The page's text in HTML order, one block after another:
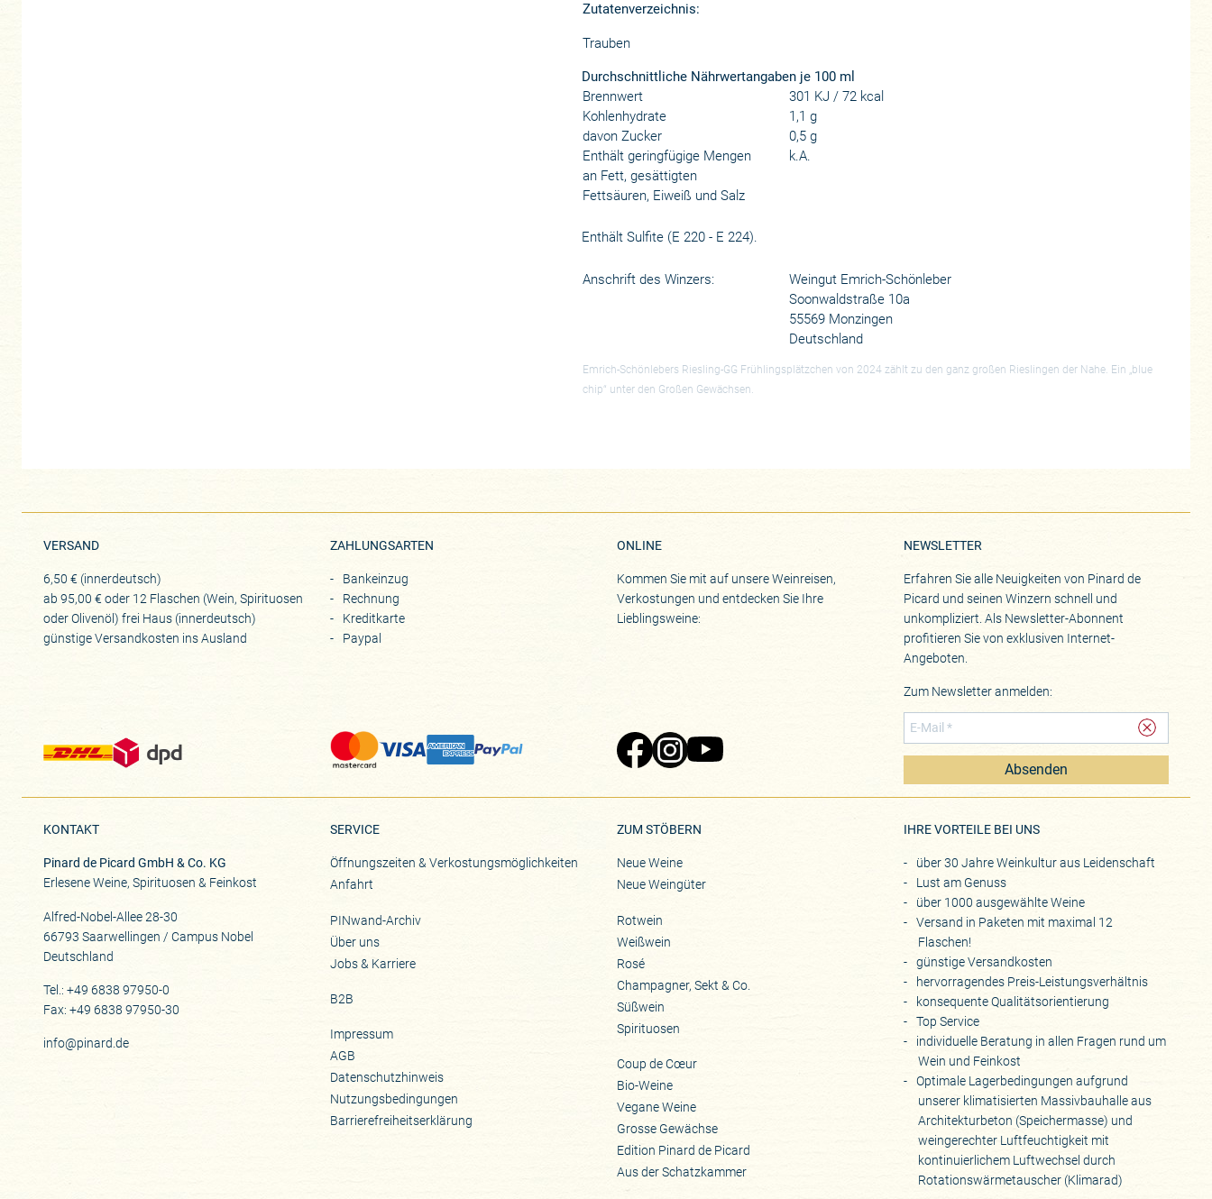
Zutatenverzeichnis:
Trauben
Durchschnittliche Nährwertangaben je 100 ml
Brennwert
301 KJ / 72 kcal
Kohlenhydrate
1,1 g
davon Zucker
0,5 g
Enthält geringfügige Mengen
an Fett, gesättigten
Fettsäuren, Eiweiß und Salz
k.A.
Enthält Sulfite (E 220 - E 224).
Anschrift des Winzers:
Weingut Emrich-Schönleber
Soonwaldstraße 10a
55569 Monzingen
Deutschland
Emrich-Schönlebers Riesling-GG Frühlingsplätzchen von 2024 zählt zu den ganz großen Rieslingen der Nahe. Ein „blue
chip“ unter den Großen Gewächsen.
VERSAND
6,50 € (innerdeutsch)
ab 95,00 € oder 12 Flaschen (Wein, Spirituosen
oder Olivenöl) frei Haus (innerdeutsch)
günstige Versandkosten ins Ausland
ZAHLUNGSARTEN
Bankeinzug
Rechnung
Kreditkarte
Paypal
ONLINE
Kommen Sie mit auf unsere Weinreisen,
Verkostungen und entdecken Sie Ihre
Lieblingsweine:
NEWSLETTER
Erfahren Sie alle Neuigkeiten von Pinard de
Picard und seinen Winzern schnell und
unkompliziert. Als Newsletter-Abonnent
profitieren Sie von exklusiven Internet-
Angeboten.
Zum Newsletter anmelden:
Absenden
KONTAKT
Pinard de Picard GmbH & Co. KG
Erlesene Weine, Spirituosen & Feinkost
Alfred-Nobel-Allee 28-30
66793 Saarwellingen / Campus Nobel
Deutschland
Tel.: +49 6838 97950-0
Fax: +49 6838 97950-30
info@pinard.de
SERVICE
Öffnungszeiten & Verkostungsmöglichkeiten
Anfahrt
PINwand-Archiv
Über uns
Jobs & Karriere
B2B
Impressum
AGB
Datenschutzhinweis
Nutzungsbedingungen
Barrierefreiheitserklärung
ZUM STÖBERN
Neue Weine
Neue Weingüter
Rotwein
Weißwein
Rosé
Champagner, Sekt & Co.
Süßwein
Spirituosen
Coup de Cœur
Bio-Weine
Vegane Weine
Grosse Gewächse
Edition Pinard de Picard
Aus der Schatzkammer
IHRE VORTEILE BEI UNS
über 30 Jahre Weinkultur aus Leidenschaft
Lust am Genuss
über 1000 ausgewählte Weine
Versand in Paketen mit maximal 12
Flaschen!
günstige Versandkosten
hervorragendes Preis-Leistungsverhältnis
konsequente Qualitätsorientierung
Top Service
individuelle Beratung in allen Fragen rund um
Wein und Feinkost
Optimale Lagerbedingungen aufgrund
unserer klimatisierten Massivbauhalle aus
Architekturbeton (Speichermasse) und
weingerechter Luftfeuchtigkeit mit
kontinuierlichem Luftwechsel durch
Rotationswärmetauscher (Klimarad)